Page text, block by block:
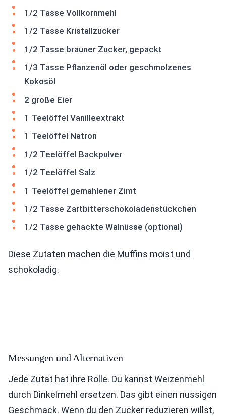
1/2 Tasse Vollkornmehl
1/2 Tasse Kristallzucker
1/2 Tasse brauner Zucker, gepackt
1/3 Tasse Pflanzenöl oder geschmolzenes
Kokosöl
2 große Eier
1 Teelöffel Vanilleextrakt
1 Teelöffel Natron
1/2 Teelöffel Backpulver
1/2 Teelöffel Salz
1 Teelöffel gemahlener Zimt
1/2 Tasse Zartbitterschokoladenstückchen
1/2 Tasse gehackte Walnüsse (optional)
Diese Zutaten machen die Muffins moist und
schokoladig.
Messungen und Alternativen
Jede Zutat hat ihre Rolle. Du kannst Weizenmehl
durch Dinkelmehl ersetzen. Das gibt einen nussigen
Geschmack. Wenn du den Zucker reduzieren willst,